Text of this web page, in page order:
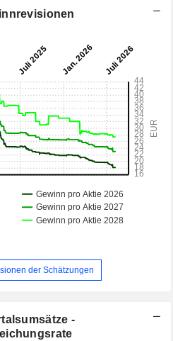
der Schätzungen
-